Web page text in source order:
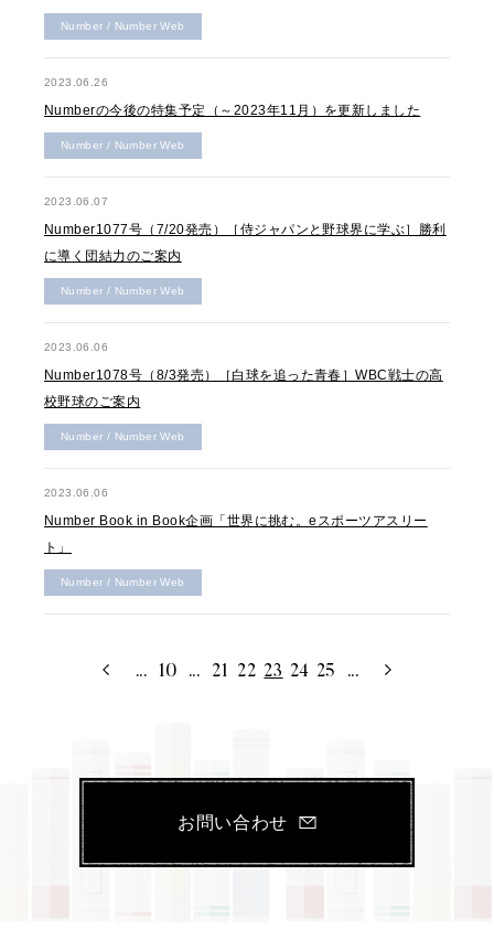
Number / Number Web
2023.06.26
Numberの今後の特集予定（～2023年11月）を更新しました
Number / Number Web
2023.06.07
Number1077号（7/20発売）［侍ジャパンと野球界に学ぶ］勝利
に導く団結力のご案内
Number / Number Web
2023.06.06
Number1078号（8/3発売）［白球を追った青春］WBC戦士の高
校野球のご案内
Number / Number Web
2023.06.06
Number Book in Book企画「世界に挑む。eスポーツアスリー
ト」
Number / Number Web
... 10 ... 21 22 23 24 25 ...
お問い合わせ